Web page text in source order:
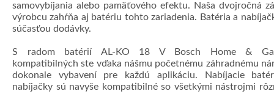
samovybíjania alebo pamäťového efektu. Naša dvojročná
výrobcu zahŕňa aj batériu tohto zariadenia. Batéria a
súčasťou dodávky.
S radom batérií AL-KO 18 V Bosch Home &
kompatibilných ste vďaka nášmu početnému záhradnému
dokonale vybavení pre každú aplikáciu. Nabíjacie
nabíjačky sú navyše kompatibilné so všetkými nástrojmi